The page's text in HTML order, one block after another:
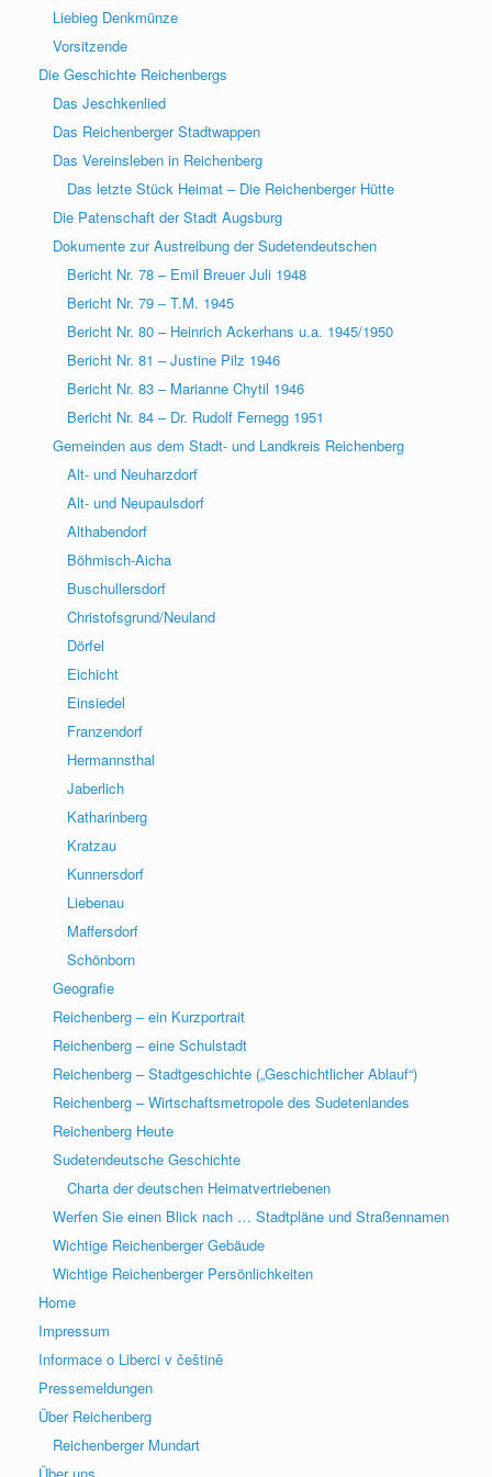
Liebieg Denkmünze
Vorsitzende
Die Geschichte Reichenbergs
Das Jeschkenlied
Das Reichenberger Stadtwappen
Das Vereinsleben in Reichenberg
Das letzte Stück Heimat – Die Reichenberger Hütte
Die Patenschaft der Stadt Augsburg
Dokumente zur Austreibung der Sudetendeutschen
Bericht Nr. 78 – Emil Breuer Juli 1948
Bericht Nr. 79 – T.M. 1945
Bericht Nr. 80 – Heinrich Ackerhans u.a. 1945/1950
Bericht Nr. 81 – Justine Pilz 1946
Bericht Nr. 83 – Marianne Chytil 1946
Bericht Nr. 84 – Dr. Rudolf Fernegg 1951
Gemeinden aus dem Stadt- und Landkreis Reichenberg
Alt- und Neuharzdorf
Alt- und Neupaulsdorf
Althabendorf
Böhmisch-Aicha
Buschullersdorf
Christofsgrund/Neuland
Dörfel
Eichicht
Einsiedel
Franzendorf
Hermannsthal
Jaberlich
Katharinberg
Kratzau
Kunnersdorf
Liebenau
Maffersdorf
Schönborn
Geografie
Reichenberg – ein Kurzportrait
Reichenberg – eine Schulstadt
Reichenberg – Stadtgeschichte („Geschichtlicher Ablauf“)
Reichenberg – Wirtschaftsmetropole des Sudetenlandes
Reichenberg Heute
Sudetendeutsche Geschichte
Charta der deutschen Heimatvertriebenen
Werfen Sie einen Blick nach … Stadtpläne und Straßennamen
Wichtige Reichenberger Gebäude
Wichtige Reichenberger Persönlichkeiten
Home
Impressum
Informace o Liberci v češtině
Pressemeldungen
Über Reichenberg
Reichenberger Mundart